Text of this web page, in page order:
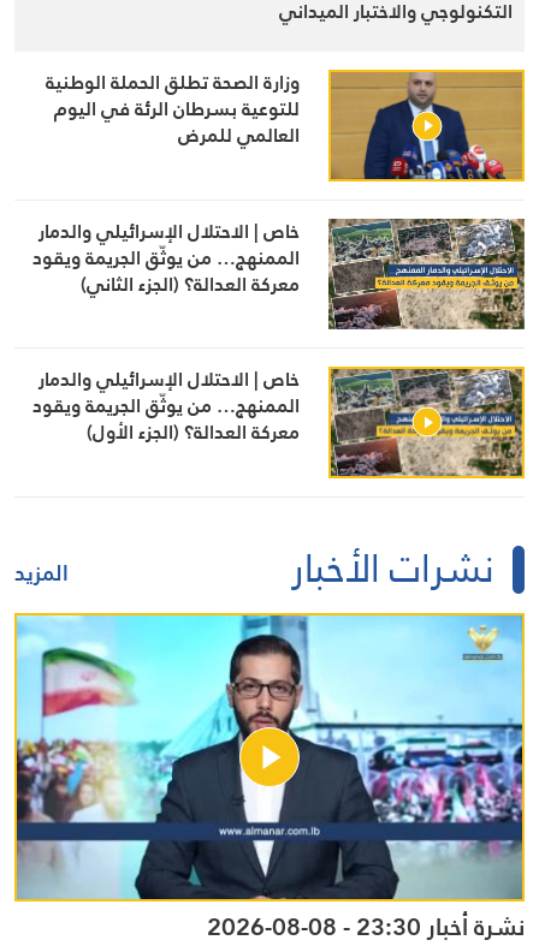
التكنولوجي والاختبار الميداني
وزارة الصحة تطلق الحملة الوطنية
للتوعية بسرطان الرئة في اليوم
العالمي للمرض
خاص | الاحتلال الإسرائيلي والدمار
الممنهج… من يوثّق الجريمة ويقود
معركة العدالة؟ (الجزء الثاني)
خاص | الاحتلال الإسرائيلي والدمار
الممنهج… من يوثّق الجريمة ويقود
معركة العدالة؟ (الجزء الأول)
نشرات الأخبار المزيد
نشرة أخبار 23:30 - 08-08-2026